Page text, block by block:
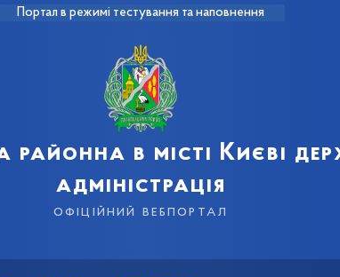
Портал в режимі тестування та наповнення
районна в місті Києві
адміністрація
офіційний вебпортал